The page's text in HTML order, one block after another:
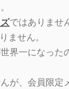
ではありませ
ません。
界一になった
が、会員限定